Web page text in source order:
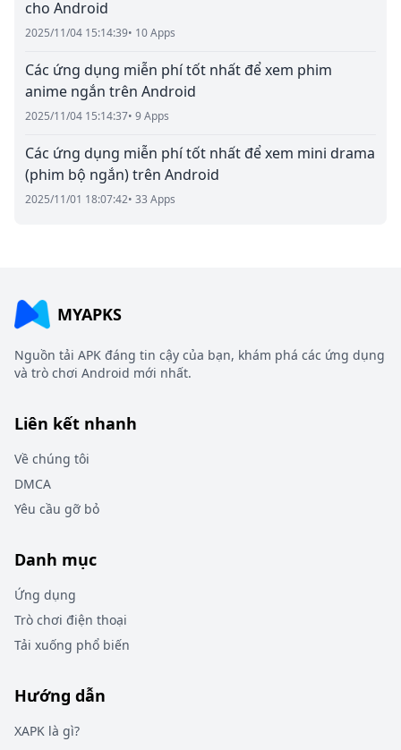
cho Android
2025/11/04 15:14:39• 10 Apps
Các ứng dụng miễn phí tốt nhất để xem phim
anime ngắn trên Android
2025/11/04 15:14:37• 9 Apps
Các ứng dụng miễn phí tốt nhất để xem mini drama
(phim bộ ngắn) trên Android
2025/11/01 18:07:42• 33 Apps
MYAPKS
Nguồn tải APK đáng tin cậy của bạn, khám phá các ứng dụng
và trò chơi Android mới nhất.
Liên kết nhanh
Về chúng tôi
DMCA
Yêu cầu gỡ bỏ
Danh mục
Ứng dụng
Trò chơi điện thoại
Tải xuống phổ biến
Hướng dẫn
XAPK là gì?